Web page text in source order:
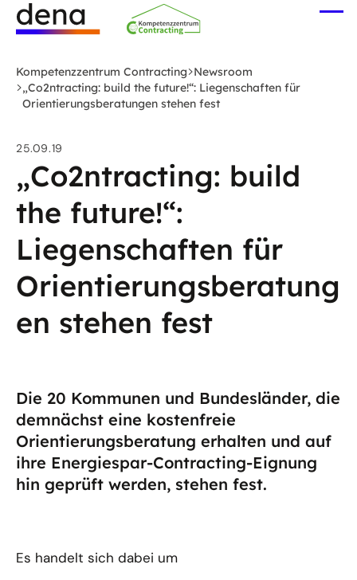
Zum
Hauptinhalt
Deutsche
Energie-
Agentur
-
zur
Startseite
Kompetenzzentrum Contracting Newsroom
„Co2ntracting: build the future!“: Liegenschaften für
Orientierungsberatungen stehen fest
25.09.19
„Co2ntracting: build
the future!“:
Liegenschaften für
Orientierungsberatung
en stehen fest
Die 20 Kommunen und Bundesländer, die
demnächst eine kostenfreie
Orientierungsberatung erhalten und auf
ihre Energiespar-Contracting-Eignung
hin geprüft werden, stehen fest.
Es handelt sich dabei um